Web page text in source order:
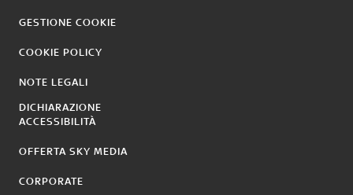
GESTIONE COOKIE
COOKIE POLICY
NOTE LEGALI
DICHIARAZIONE
ACCESSIBILITÀ
OFFERTA SKY MEDIA
CORPORATE